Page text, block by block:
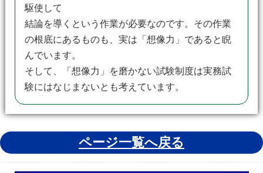
駆使して
結論を導くという作業が必要なのです。その作業
の根底にあるものも、実は「想像力」であると睨
んでいます。
そして、「想像力」を磨かない試験制度は実務試
験にはなじまないとも考えています。
ページ一覧へ戻る